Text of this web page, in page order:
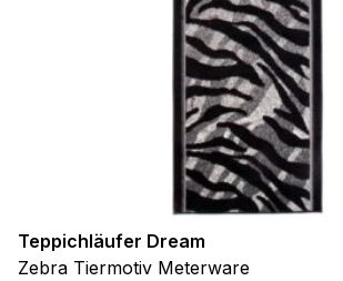
Teppichläufer Dream
Zebra Tiermotiv Meterware